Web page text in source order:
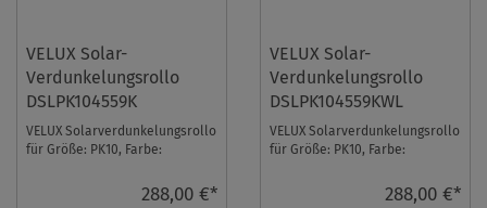
VELUX Solar-
Verdunkelungsrollo
DSLPK104559K
VELUX Solarverdunkelungsrollo
für Größe: PK10, Farbe:
homecontrol kompa ...288,00 €*
VELUX Solar-
Verdunkelungsrollo
DSLPK104559KWL
VELUX Solarverdunkelungsrollo
für Größe: PK10, Farbe:
288,00 €*